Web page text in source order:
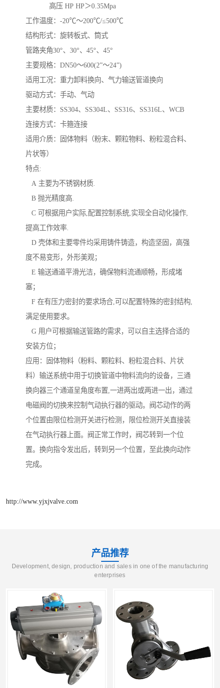
高压 HP HP＞0.35Mpa
工作温度：-20℃～200℃/≤500℃
结构形式：旋转板式、筒式
管路夹角30°、30°、45°、45°
主要规格：DN50～600(2”～24”)
适用工况：重力卸料换向、气力输送管道换向
驱动方式：手动、气动
主要材质：SS304、SS304L、SS316、SS316L、WCB
连接方式：卡箍连接
适用介质：固体物料（粉末、颗粒物料、粉粒混合料、
片状等）
特点:
A 主要为不锈钢材质.
B 抛光精度高.
C 可根据用户实际,配置控制系统,实现全自动化操作,
提高工作效率.
D 壳体和主要零件均采用铸件铸造，构造坚固，高强
度不易变形，外形美观；
E 输送通道平滑光洁，确保物料流通顺畅，形成堵
塞；
F 在有压力密封的要求场合,可以配置特殊的密封结构,
满足使用要求。
G 用户可根据输送管路的需求，可以自主选择合适的
安装方位；
应用：固体物料（粉料、颗粒料、粉粒混合料、片状
料）输送系统中用于切换管道中物料流向的设备，三通
换向器三个通道呈角度布置,一进两出或两进一出，通过
电磁阀的切换来控制气动执行器的驱动。阀芯动作的两
个位置由限位检测开关进行检测，限位检测开关直接装
在气动执行器上面。阀正常工作时，阀芯转到一个位
置。换向指令发出后，转到另一个位置，至此换向动作
完成。
http://www.yjxjvalve.com
产品推荐
Development, design, production and sales in one of the manufacturing
enterprises